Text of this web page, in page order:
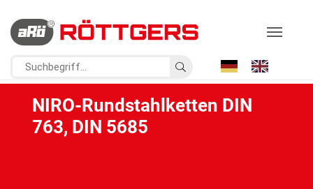
NIRO-Rundstahlketten DIN
763, DIN 5685